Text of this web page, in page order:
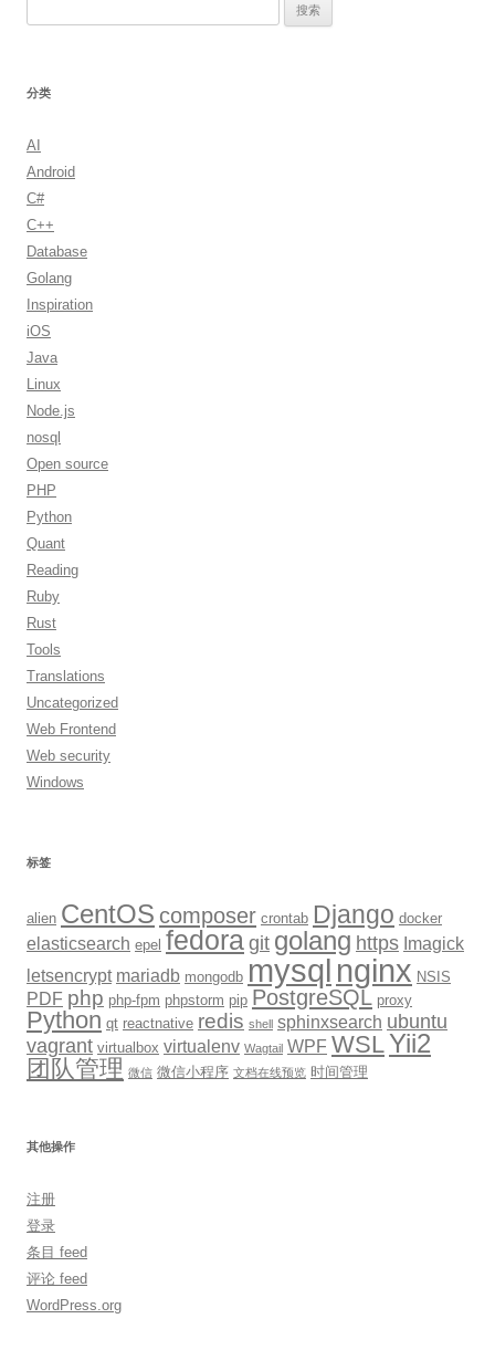
分类
AI
Android
C#
C++
Database
Golang
Inspiration
iOS
Java
Linux
Node.js
nosql
Open source
PHP
Python
Quant
Reading
Ruby
Rust
Tools
Translations
Uncategorized
Web Frontend
Web security
Windows
标签
alien CentOS composer crontab Django docker
elasticsearch epel fedora git golang https Imagick
letsencrypt mariadb mongodb mysql nginx NSIS
PDF php php-fpm phpstorm pip PostgreSQL proxy
Python qt reactnative redis shell sphinxsearch ubuntu
vagrant virtualbox virtualenv Wagtail WPF WSLYii2
团队管理 微信 微信小程序 文档在线预览 时间管理
其他操作
注册
登录
条目 feed
评论 feed
WordPress.org